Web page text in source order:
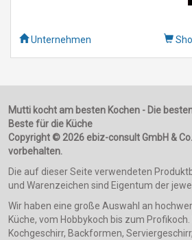
Unternehmen
Mutti kocht am besten Kochen - Die
Beste für die Küche
Copyright © 2026 ebiz-consult GmbH &
vorbehalten.
Die auf dieser Seite verwendeten
und Warenzeichen sind Eigentum der
Wir haben eine große Auswahl an
Küche, vom Hobbykoch bis zum
Kochgeschirr, Backformen,